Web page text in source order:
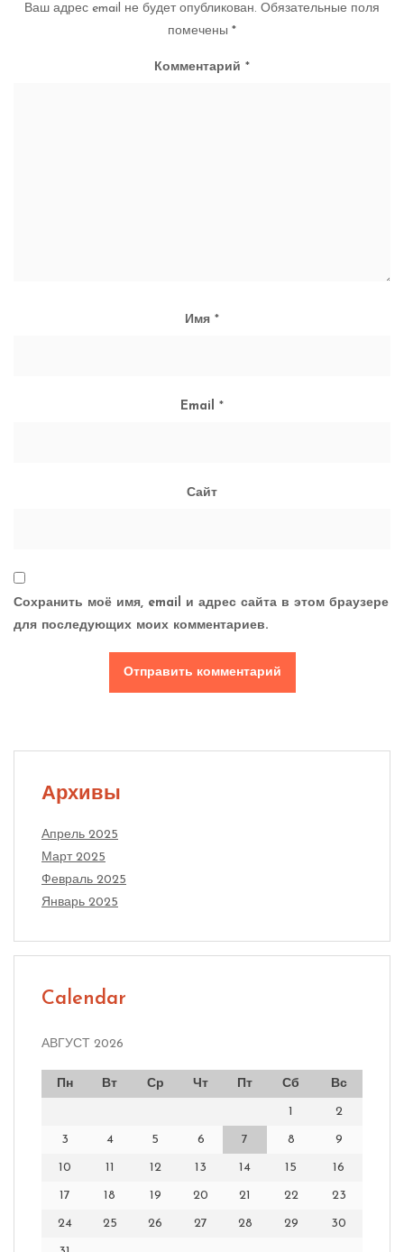
Ваш адрес email не будет опубликован. Обязательные поля
помечены *
Комментарий *
Имя *
Email *
Сайт
Сохранить моё имя, email и адрес сайта в этом браузере
для последующих моих комментариев.
Архивы
Апрель 2025
Март 2025
Февраль 2025
Январь 2025
Calendar
АВГУСТ 2026
Пн Вт Ср Чт Пт Сб Вс
1 2
3 4 5 6 7 8 9
10 11 12 13 14 15 16
17 18 19 20 21 22 23
24 25 26 27 28 29 30